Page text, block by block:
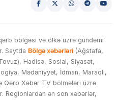
bölgəsi və ölkə üzrə gündəmi
Saytda Bölgə xəbərləri (Ağstafa,
Hadisə, Sosial, Siyasət,
Mədəniyyət, İdman, Maraqlı,
Qərb Xəbər TV bölmələri üzrə
Regionlardan ən son xəbərlər,